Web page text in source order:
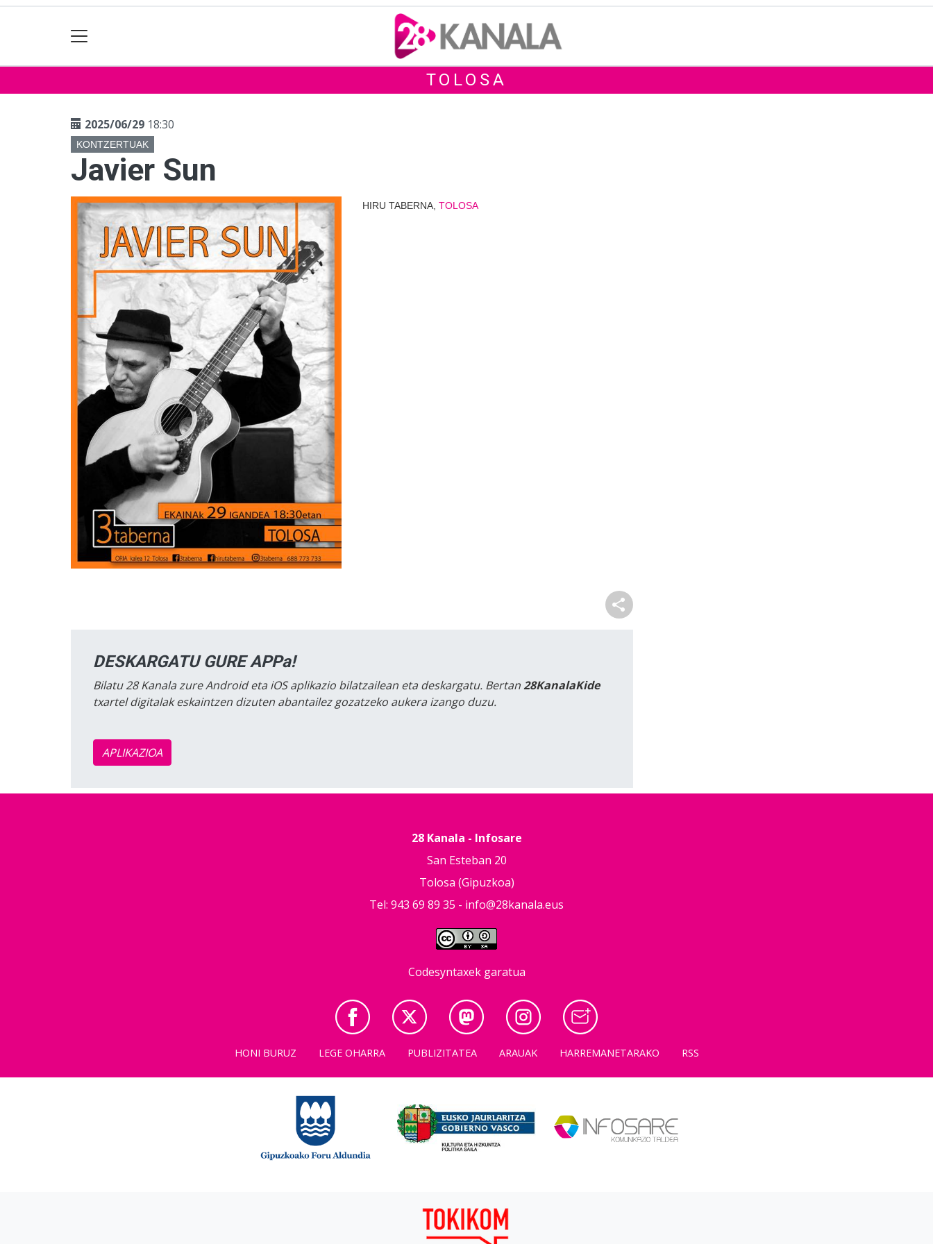
TOLOSA
2025/06/29 18:30
KONTZERTUAK
Javier Sun
HIRU TABERNA, TOLOSA
DESKARGATU GURE APPa!
Bilatu 28 Kanala zure Android eta iOS aplikazio bilatzailean eta deskargatu. Bertan28KanalaKide
txartel digitalak eskaintzen dizuten abantailez gozatzeko aukera izango duzu.
APLIKAZIOA
28 Kanala - Infosare
San Esteban 20
Tolosa (Gipuzkoa)
Tel: 943 69 89 35 - info@28kanala.eus
Codesyntaxek garatua
HONI BURUZ LEGE OHARRA PUBLIZITATEA ARAUAK HARREMANETARAKO RSS